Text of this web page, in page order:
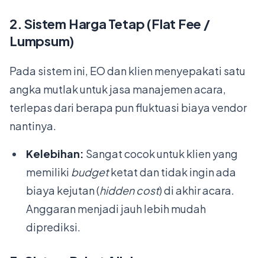
2. Sistem Harga Tetap (Flat Fee /
Lumpsum)
Pada sistem ini, EO dan klien menyepakati satu
angka mutlak untuk jasa manajemen acara,
terlepas dari berapa pun fluktuasi biaya vendor
nantinya.
Kelebihan: Sangat cocok untuk klien yang
memiliki budgetketat dan tidak ingin ada
biaya kejutan (hidden cost) di akhir acara.
Anggaran menjadi jauh lebih mudah
diprediksi.